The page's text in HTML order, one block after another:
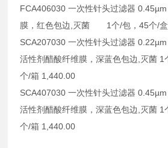
FCA406030 一次性针头过滤器
膜，红色包边,灭菌 1个/包，45个/盒
SCA207030 一次性针头过滤器
活性剂醋酸纤维膜，深蓝色包边,灭菌
个/箱 1,440.00
SCA407030 一次性针头过滤器
活性剂醋酸纤维膜，深蓝色包边,灭菌
个/箱 1,440.00